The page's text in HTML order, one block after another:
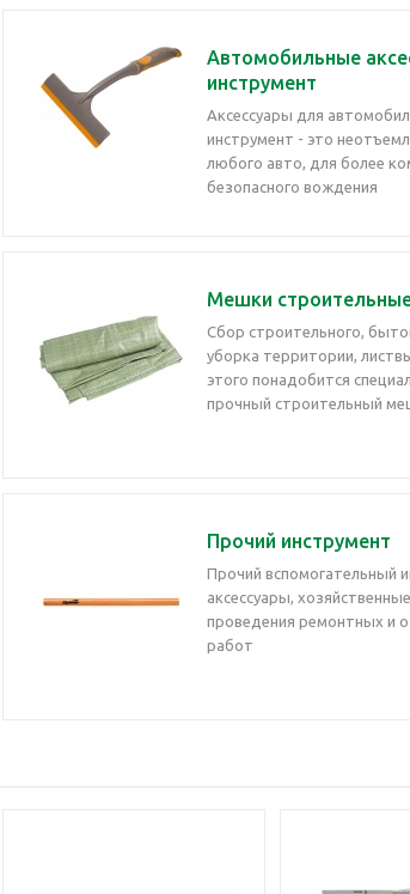
Автомобильные
инструмент
Аксессуары для
инструмент - это
любого авто, для более
безопасного вождения
Мешки
Сбор строительного,
уборка территории,
этого понадобится
прочный строительный
Прочий инструмент
Прочий вспомогательный
аксессуары,
проведения ремонтных и
работ